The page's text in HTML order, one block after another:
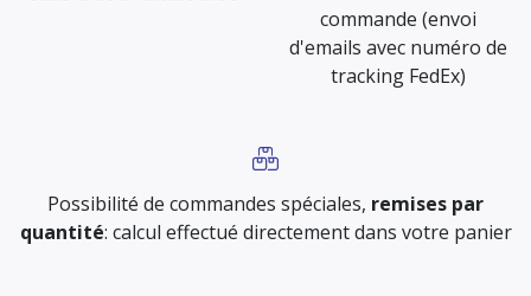
commande (envoi
d'emails avec numéro de
tracking FedEx)
Possibilité de commandes spéciales, remises par
quantité: calcul effectué directement dans votre panier